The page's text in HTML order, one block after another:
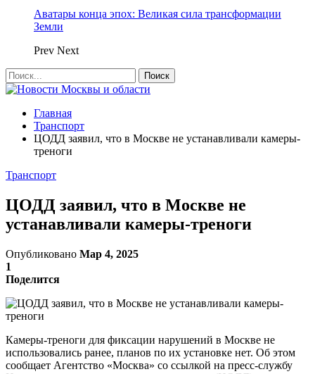
Аватары конца эпох: Великая сила трансформации
Земли
Prev Next
Главная
Транспорт
ЦОДД заявил, что в Москве не устанавливали камеры-
треноги
Транспорт
ЦОДД заявил, что в Москве не
устанавливали камеры-треноги
Опубликовано Мар 4, 2025
1
Поделится
Камеры-треноги для фиксации нарушений в Москве не
использовались ранее, планов по их установке нет. Об этом
сообщает Агентство «Москва» со ссылкой на пресс-службу